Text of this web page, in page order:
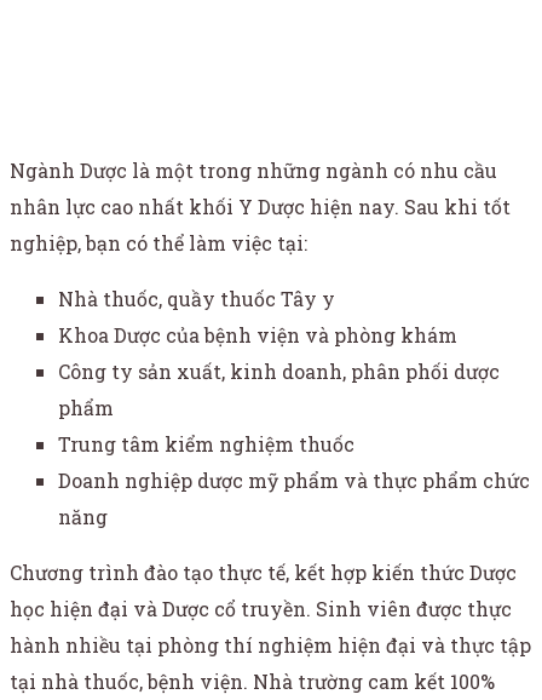
Ngành Dược là một trong những ngành có nhu cầu
nhân lực cao nhất khối Y Dược hiện nay. Sau khi tốt
nghiệp, bạn có thể làm việc tại:
Nhà thuốc, quầy thuốc Tây y
Khoa Dược của bệnh viện và phòng khám
Công ty sản xuất, kinh doanh, phân phối dược
phẩm
Trung tâm kiểm nghiệm thuốc
Doanh nghiệp dược mỹ phẩm và thực phẩm chức
năng
Chương trình đào tạo thực tế, kết hợp kiến thức Dược
học hiện đại và Dược cổ truyền. Sinh viên được thực
hành nhiều tại phòng thí nghiệm hiện đại và thực tập
tại nhà thuốc, bệnh viện. Nhà trường cam kết 100%